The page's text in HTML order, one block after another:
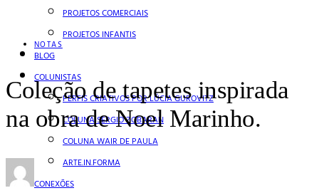
PROJETOS COMERCIAIS
PROJETOS INFANTIS
BLOG
COLUNISTAS
PERFIS CRIATIVOS POR LÚCIA GUROVITZ
COLUNA SERGIO ZOBARAN
COLUNA WAIR DE PAULA
ARTE.IN.FORMA
CONEXÕES
NOTAS
Coleção de tapetes inspirada
na obra de Noel Marinho.